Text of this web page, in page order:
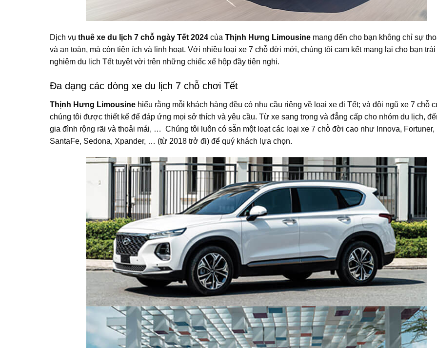
Dịch vụ thuê xe du lịch 7 chỗ ngày Tết 2024 của Thịnh Hưng Limousine mang đến cho bạn không chỉ sự
và an toàn, mà còn tiện ích và linh hoạt. Với nhiều loại xe 7 chỗ đời mới, chúng tôi cam kết mang lại cho bạn trải
nghiệm du lịch Tết tuyệt vời trên những chiếc xế hộp đầy tiện nghi.
Đa dạng các dòng xe du lịch 7 chỗ chơi Tết
Thịnh Hưng Limousine hiểu rằng mỗi khách hàng đều có nhu cầu riêng về loại xe đi Tết; và đội ngũ xe 7 chỗ
chúng tôi được thiết kế để đáp ứng mọi sở thích và yêu cầu. Từ xe sang trọng và đẳng cấp cho nhóm du lịch,
gia đình rộng rãi và thoải mái, … Chúng tôi luôn có sẵn một loạt các loại xe 7 chỗ đời cao như Innova, Fortuner,
SantaFe, Sedona, Xpander, … (từ 2018 trở đi) để quý khách lựa chọn.